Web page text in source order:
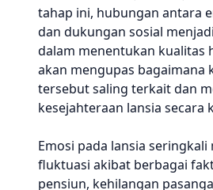
tahap ini, hubungan antara
dan dukungan sosial
dalam menentukan kualitas
akan mengupas bagaimana
tersebut saling terkait dan
kesejahteraan lansia secara
Emosi pada lansia seringkali
fluktuasi akibat berbagai
pensiun, kehilangan